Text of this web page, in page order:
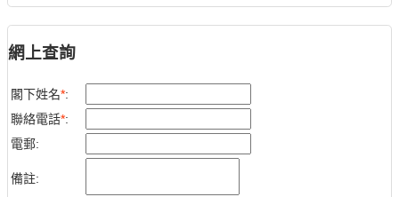
網上查詢
閣下姓名*:
聯絡電話*:
電郵:
備註: